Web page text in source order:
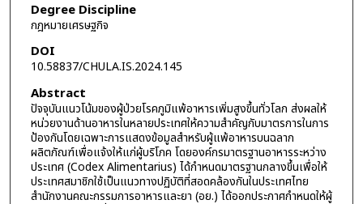
Degree Discipline
กฎหมายเศรษฐกิจ
DOI
10.58837/CHULA.IS.2024.145
Abstract
ปัจจุบันแนวโน้มของผู้ป่วยโรคภูมิแพ้อาหารเพิ่มสูงขึ้นทั่วโลก ส่งผลให้
หน่วยงานด้านอาหารในหลายประเทศให้ความสำคัญกับมาตรการในการ
ป้องกันโดยเฉพาะการแสดงข้อมูลสำหรับผู้แพ้อาหารบนฉลาก
ผลิตภัณฑ์เพื่อแจ้งให้แก่ผู้บริโภค โดยองค์กรมาตรฐานอาหารระหว่าง
ประเทศ (Codex Alimentarius) ได้กำหนดมาตรฐานกลางขึ้นเพื่อให้
ประเทศสมาชิกใช้เป็นแนวทางปฏิบัติที่สอดคล้องกันในประเทศไทย
สำนักงานคณะกรรมการอาหารและยา (อย.) ได้ออกประกาศกำหนดให้ผู้